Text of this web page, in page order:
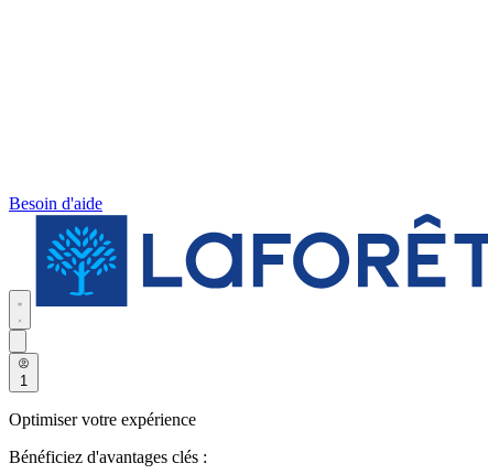
Besoin d'aide
1
Optimiser votre expérience
Bénéficiez d'avantages clés :